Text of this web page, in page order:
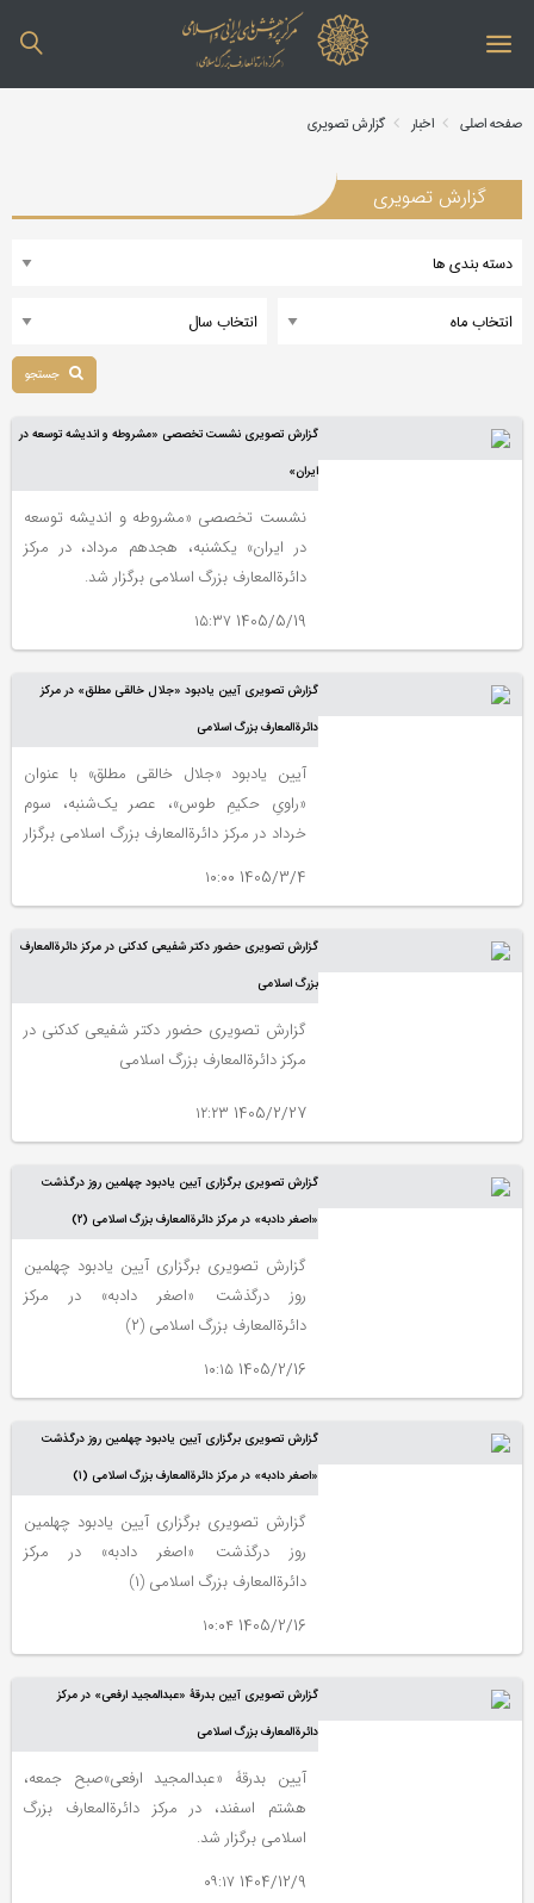
صفحه اصلی اخبار گزارش تصویری
گزارش تصویری
گزارش تصویری نشست تخصصی «مشروطه و اندیشه توسعه در
ایران»
نشست تخصصی «مشروطه و اندیشه توسعه
در ایران» یکشنبه، هجدهم مرداد، در مرکز
دائرةالمعارف بزرگ اسلامی برگزار شد.
1405/5/19 ۱۵:۳۷
گزارش تصویری آیین یادبود «جلال خالقی مطلق» در مرکز
دائرة‌المعارف بزرگ اسلامی
آیین یادبود «جلال خالقی مطلق» با عنوان
«راویِ حکیمِ طوس»، عصر یک‌شنبه، سوم
خرداد در مرکز دائرة‌المعارف بزرگ اسلامی برگزار
1405/3/4 ۱۰:۰۰
گزارش تصویری حضور دکتر شفیعی کدکنی در مرکز دائرةالمعارف
بزرگ اسلامی
گزارش تصویری حضور دکتر شفیعی کدکنی در
مرکز دائرةالمعارف بزرگ اسلامی
1405/2/27 ۱۲:۲۳
گزارش تصویری برگزاری آیین یادبود چهلمین روز درگذشت
«اصغر دادبه» در مرکز دائرةالمعارف بزرگ اسلامی (۲)
گزارش تصویری برگزاری آیین یادبود چهلمین
روز درگذشت «اصغر دادبه» در مرکز
دائرةالمعارف بزرگ اسلامی (۲)
1405/2/16 ۱۰:۱۵
گزارش تصویری برگزاری آیین یادبود چهلمین روز درگذشت
«اصغر دادبه» در مرکز دائرةالمعارف بزرگ اسلامی (۱)
گزارش تصویری برگزاری آیین یادبود چهلمین
روز درگذشت «اصغر دادبه» در مرکز
دائرةالمعارف بزرگ اسلامی (۱)
1405/2/16 ۱۰:۰۴
گزارش تصویری آیین بدرقۀ «عبدالمجید ارفعی» در مرکز
دائرة‌المعارف بزرگ اسلامی
آیین بدرقۀ «عبدالمجید ارفعی»صبح جمعه،
هشتم اسفند، در مرکز دائرة‌المعارف بزرگ
اسلامی برگزار شد.
1404/12/9 ۰۹:۱۷